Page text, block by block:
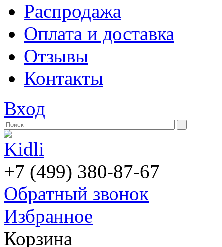
Распродажа
Оплата и доставка
Отзывы
Контакты
Вход
+7 (499) 380-87-67
Обратный звонок
Избранное
Корзина